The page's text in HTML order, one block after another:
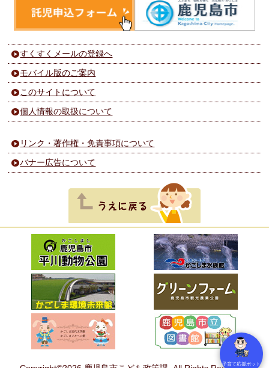
すくすくメールの登録へ
モバイル版のご案内
このサイトについて
個人情報の取扱について
リンク・著作権・免責事項について
バナー広告について
子育て応援ボット